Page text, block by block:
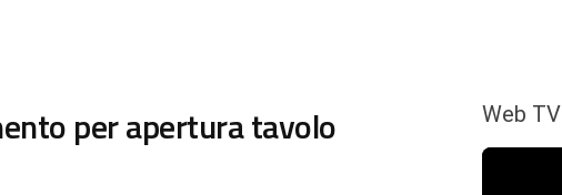
per apertura tavolo
Web TV